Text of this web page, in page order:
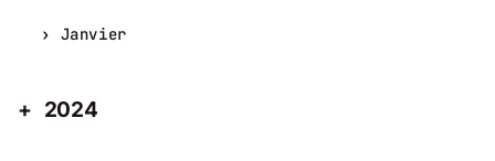
Janvier
2024